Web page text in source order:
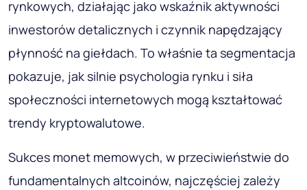
rynkowych, działając jako wskaźnik aktywności
inwestorów detalicznych i czynnik napędzający
płynność na giełdach. To właśnie ta segmentacja
pokazuje, jak silnie psychologia rynku i siła
społeczności internetowych mogą kształtować
trendy kryptowalutowe.
Sukces monet memowych, w przeciwieństwie do
fundamentalnych altcoinów, najczęściej zależy